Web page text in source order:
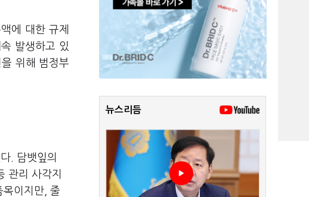
에 대한 규제
발생하고 있
위해 범정부
. 담뱃잎의
관리 사각지
이지만, 줄
뉴스리듬